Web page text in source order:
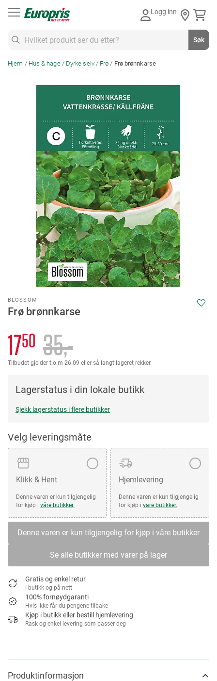
Logg inn
Søk
Hjem Hus & hage Dyrke selv Frø Frø brønnkarse
BLOSSOM
Frø brønnkarse
1750 35,-
Tilbudet gjelder t.o.m 26.09 eller så langt lageret rekker.
Lagerstatus i din lokale butikk
Sjekk lagerstatus i flere butikker
Velg leveringsmåte
Klikk & Hent
Denne varen er kun tilgjengelig
for kjøp i våre butikker.
Hjemlevering
Denne varen er kun tilgjengelig
for kjøp i våre butikker.
Denne varen er kun tilgjengelig for kjøp i våre butikker
Se alle butikker med varer på lager
Gratis og enkel retur
I butikk og på nett
100% fornøydgaranti
Hvis ikke får du pengene tilbake
Kjøp i butikk eller bestill hjemlevering
Rask og enkel levering som passer deg
to
the
of
the
images
gallery
Produktinformasjon